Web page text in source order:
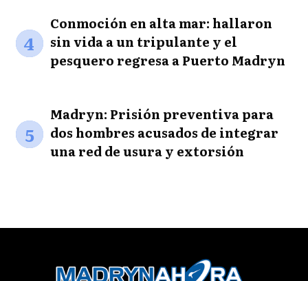
4
Conmoción en alta mar: hallaron
sin vida a un tripulante y el
pesquero regresa a Puerto Madryn
5
Madryn: Prisión preventiva para
dos hombres acusados de integrar
una red de usura y extorsión